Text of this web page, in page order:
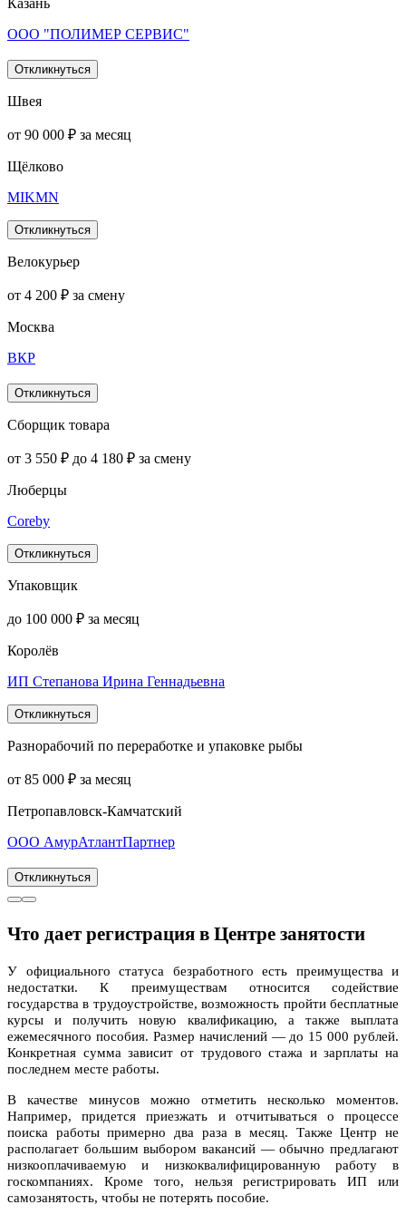
ООО "ПОЛИМЕР СЕРВИС"
Откликнуться
Швея
от 90 000 ₽ за месяц
Щёлково
MIKMN
Откликнуться
Велокурьер
от 4 200 ₽ за смену
Москва
ВКР
Откликнуться
Сборщик товара
от 3 550 ₽ до 4 180 ₽ за смену
Люберцы
Coreby
Откликнуться
Упаковщик
до 100 000 ₽ за месяц
Королёв
ИП Степанова Ирина Геннадьевна
Откликнуться
Разнорабочий по переработке и упаковке рыбы
от 85 000 ₽ за месяц
Петропавловск-Камчатский
ООО АмурАтлантПартнер
Откликнуться
Что дает регистрация в Центре занятости
У официального статуса безработного есть преимущества и
недостатки. К преимуществам относится содействие
государства в трудоустройстве, возможность пройти бесплатные
курсы и получить новую квалификацию, а также выплата
ежемесячного пособия. Размер начислений — до 15 000 рублей.
Конкретная сумма зависит от трудового стажа и зарплаты на
последнем месте работы.
В качестве минусов можно отметить несколько моментов.
Например, придется приезжать и отчитываться о процессе
поиска работы примерно два раза в месяц. Также Центр не
располагает большим выбором вакансий — обычно предлагают
низкооплачиваемую и низкоквалифицированную работу в
госкомпаниях. Кроме того, нельзя регистрировать ИП или
самозанятость, чтобы не потерять пособие.